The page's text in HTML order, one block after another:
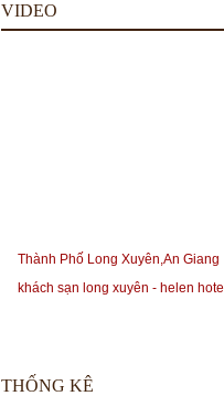
VIDEO
Thành Phố Long Xuyên,An Giang
khách sạn long xuyên - helen hotel
THỐNG KÊ